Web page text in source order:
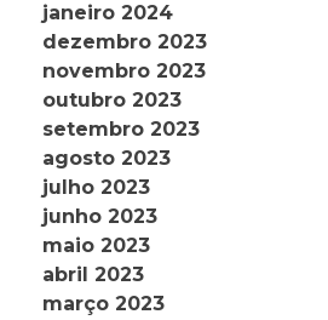
janeiro 2024
dezembro 2023
novembro 2023
outubro 2023
setembro 2023
agosto 2023
julho 2023
junho 2023
maio 2023
abril 2023
março 2023